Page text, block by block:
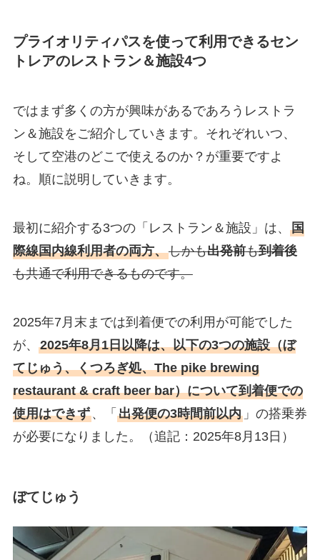
プライオリティパスを使って利用できるセン
トレアのレストラン＆施設4つ
ではまず多くの方が興味があるであろうレストラ
ン＆施設をご紹介していきます。それぞれいつ、
そして空港のどこで使えるのか？が重要ですよ
ね。順に説明していきます。
最初に紹介する3つの「レストラン＆施設」は、 国
際線国内線利用者の両方、しかも出発前も到着後
も共通で利用できるものです。
2025年7月末までは到着便での利用が可能でした
が、 2025年8月1日以降は、以下の3つの施設（ぼ
てじゅう、くつろぎ処、The pike brewing
restaurant & craft beer bar）について到着便での
使用はできず、「 出発便の3時間前以内」の搭乗券
が必要になりました。（追記：2025年8月13日）
ぼてじゅう